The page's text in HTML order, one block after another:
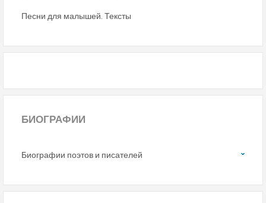
Песни для малышей. Тексты
БИОГРАФИИ
Биографии поэтов и писателей